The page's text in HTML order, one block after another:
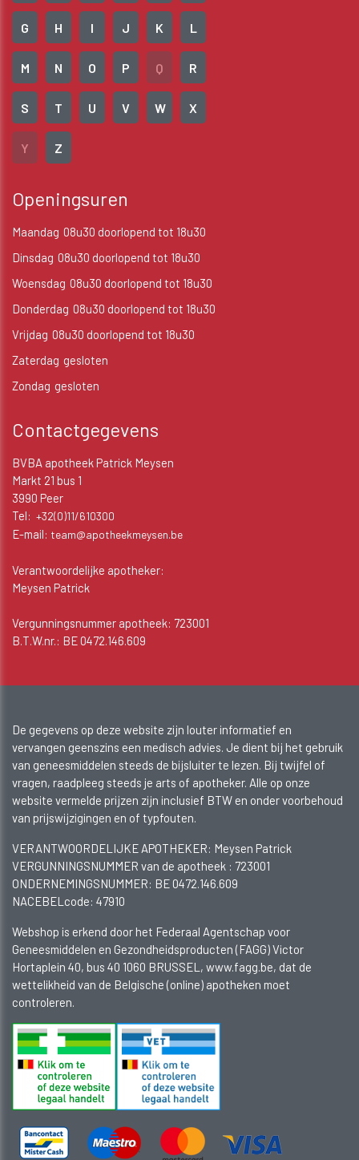
G H I J K L
M N O P Q R
S T U V W X
Y Z
Openingsuren
Maandag 08u30 doorlopend tot 18u30
Dinsdag 08u30 doorlopend tot 18u30
Woensdag 08u30 doorlopend tot 18u30
Donderdag 08u30 doorlopend tot 18u30
Vrijdag 08u30 doorlopend tot 18u30
Zaterdag gesloten
Zondag gesloten
Contactgegevens
BVBA apotheek Patrick Meysen
Markt 21 bus 1
3990 Peer
Tel: +32(0)11/610300
E-mail: team@apotheekmeysen.be
Verantwoordelijke apotheker:
Meysen Patrick
Vergunningsnummer apotheek: 723001
B.T.W.nr.: BE 0472.146.609
De gegevens op deze website zijn louter informatief en
vervangen geenszins een medisch advies. Je dient bij het gebruik
van geneesmiddelen steeds de bijsluiter te lezen. Bij twijfel of
vragen, raadpleeg steeds je arts of apotheker. Alle op onze
website vermelde prijzen zijn inclusief BTW en onder voorbehoud
van prijswijzigingen en of typfouten.
VERANTWOORDELIJKE APOTHEKER: Meysen Patrick
VERGUNNINGSNUMMER van de apotheek : 723001
ONDERNEMINGSNUMMER: BE 0472.146.609
NACEBELcode: 47910
Webshop is erkend door het Federaal Agentschap voor
Geneesmiddelen en Gezondheidsproducten (FAGG) Victor
Hortaplein 40, bus 40 1060 BRUSSEL, www.fagg.be, dat de
wettelikheid van de Belgische (online) apotheken moet
controleren.